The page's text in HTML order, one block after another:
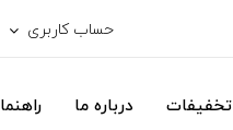
حساب کاربری
تخفیفات درباره ما راهنما